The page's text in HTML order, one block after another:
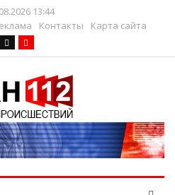
13:44
Контакты Карта сайта